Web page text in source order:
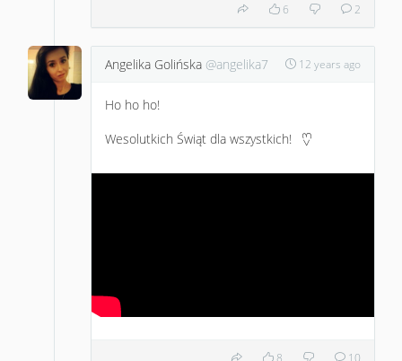
6 2
Angelika Golińska @angelika7 12 years ago
Ho ho ho!
Wesolutkich Świąt dla wszystkich!
<3
8 10